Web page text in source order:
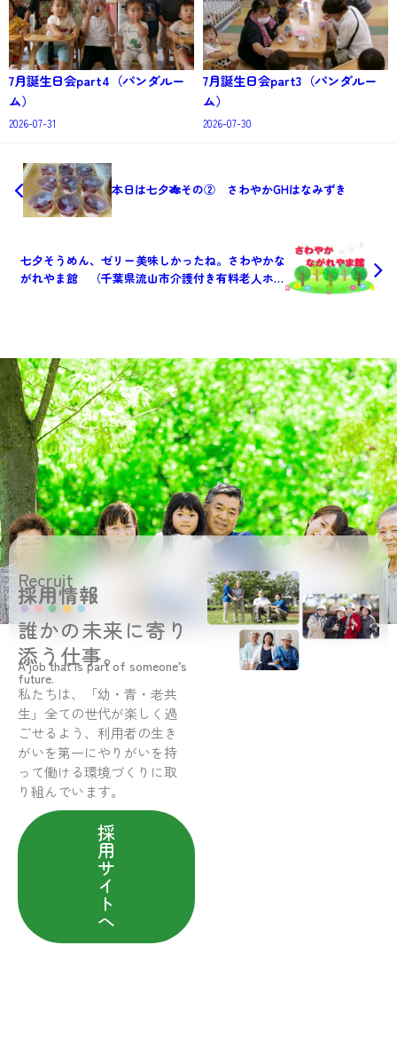
7月誕生日会part4（パンダルー
ム）
2026-07-31
7月誕生日会part3（パンダルー
ム）
2026-07-30
本日は七夕🎋その② さわやかGHはなみずき
七夕そうめん、ゼリー美味しかったね。さわやかな
がれやま館 （千葉県流山市介護付き有料老人ホー
Recruit
採用情報
誰かの未来に寄り
添う仕事。
A job that is part of someone’s
future.
私たちは、「幼・青・老共
生」全ての世代が楽しく過
ごせるよう、利用者の生き
がいを第一にやりがいを持
って働ける環境づくりに取
り組んでいます。
採
用
サ
イ
ト
へ